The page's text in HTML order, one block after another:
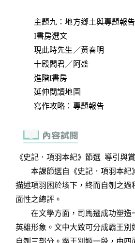
主題九：地方鄉土與專題報告
I書房選文
現此時先生／黃春明
十殿閻君／阿盛
進階I書房
延伸閱讀地圖
寫作攻略：專題報告